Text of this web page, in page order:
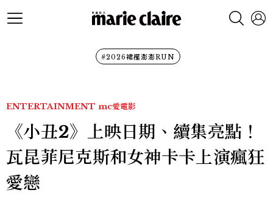
#2026裙襬澎澎RUN
ENTERTAINMENT mc愛電影
《小丑2》上映日期、續集亮點！
瓦昆菲尼克斯和女神卡卡上演瘋狂
愛戀